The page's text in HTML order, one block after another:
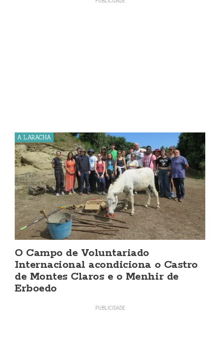
A LARACHA
O Campo de Voluntariado
Internacional acondiciona o Castro
de Montes Claros e o Menhir de
Erboedo